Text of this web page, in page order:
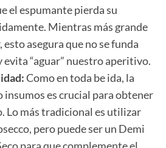
el espumante pierda su
Mientras más grande
esto asegura que no se funda
“aguar” nuestro aperitivo.
Como en toda be ida, la
insumos es crucial para obtener
Lo más tradicional es utilizar
pero puede ser un Demi